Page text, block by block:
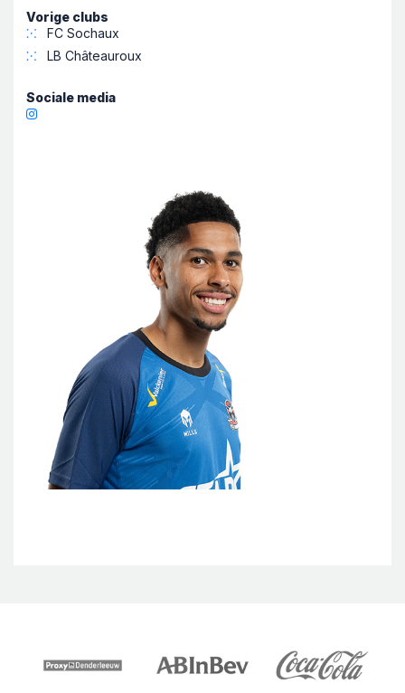
Vorige clubs
⁙
FC Sochaux
⁙
LB Châteauroux
Sociale media